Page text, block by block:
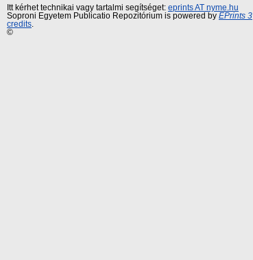
Itt kérhet technikai vagy tartalmi segítséget: eprints AT nyme.hu
Soproni Egyetem Publicatio Repozitórium is powered by EPrints 3
credits
©